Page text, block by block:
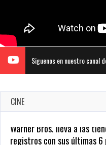
Siguenos en nuestro canal
CINE